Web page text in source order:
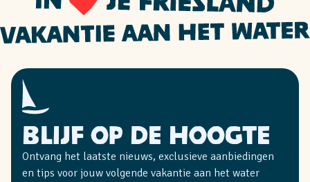
Blijf op de hoogte
Ontvang het laatste nieuws, exclusieve aanbiedingen
en tips voor jouw volgende vakantie aan het water